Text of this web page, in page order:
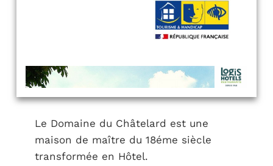
Le Domaine du Châtelard est une
maison de maître du 18éme siècle
transformée en Hôtel.